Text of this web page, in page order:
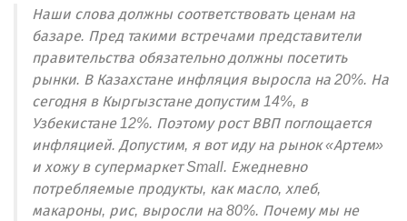
Наши слова должны соответствовать ценам на
базаре. Пред такими встречами представители
правительства обязательно должны посетить
рынки. В Казахстане инфляция выросла на 20%. На
сегодня в Кыргызстане допустим 14%, в
Узбекистане 12%. Поэтому рост ВВП поглощается
инфляцией. Допустим, я вот иду на рынок «Артем»
и хожу в супермаркет Small. Ежедневно
потребляемые продукты, как масло, хлеб,
макароны, рис, выросли на 80%. Почему мы не